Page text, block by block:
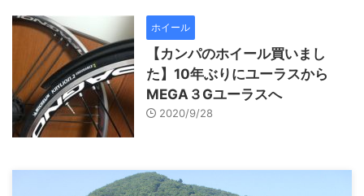
ホイール
【カンパのホイール買いまし
た】10年ぶりにユーラスから
MEGA３Gユーラスへ
2020/9/28